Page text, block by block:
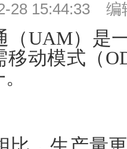
28 15:44:33 编
（UAM）是
移动模式（